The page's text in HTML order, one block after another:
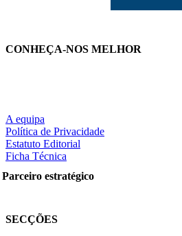
Partilhe nas redes sociais:
CONHEÇA-NOS MELHOR
A equipa
Política de Privacidade
Estatuto Editorial
Ficha Técnica
Parceiro estratégico
SECÇÕES